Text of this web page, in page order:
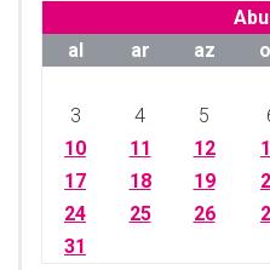
al
ar az
3
4 5
10
11 12
17
18 19
24
25 26
31